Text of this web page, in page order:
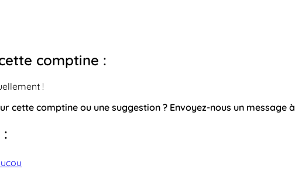
comptine :
!
cette comptine ou une suggestion ? Envoyez-nous un message à